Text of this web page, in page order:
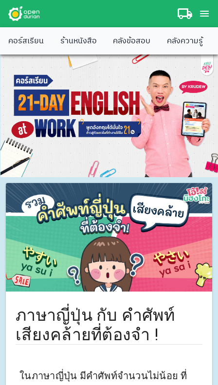
คอร์สเรียน ร้านหนังสือ คลังข้อสอบ คลังความรู้
ภาษาญี่ปุ่น กับ คำศัพท์
เสียงคล้ายที่ต้องจำ !
ในภาษาญี่ปุ่น มีคำศัพท์จำนวนไม่น้อย ที่